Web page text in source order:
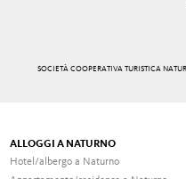
SOCIETÀ COOPERATIVA TURISTICA
ALLOGGI A NATURNO
Hotel/albergo a Naturno